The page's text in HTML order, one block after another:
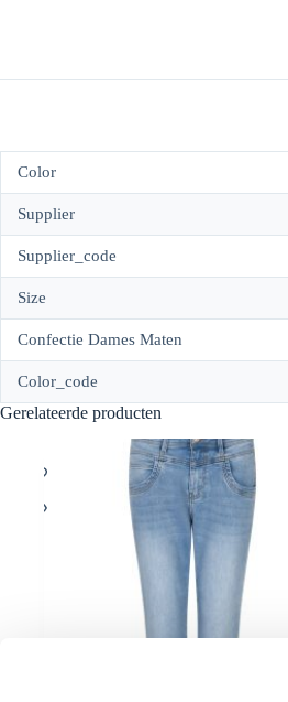
Color
Supplier
Supplier_code
Size
Confectie Dames Maten
Color_code
Gerelateerde producten